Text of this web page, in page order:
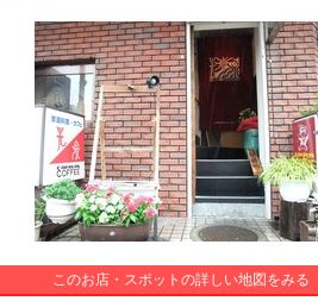
このお店・スポットの詳しい地図をみる